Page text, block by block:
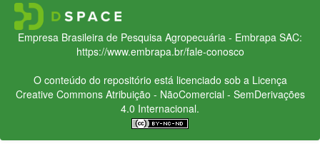
Empresa Brasileira de Pesquisa Agropecuária - Embrapa SAC:
https://www.embrapa.br/fale-conosco
O conteúdo do repositório está licenciado sob a Licença
Creative CommonsAtribuição - NãoComercial - SemDerivações
4.0 Internacional.